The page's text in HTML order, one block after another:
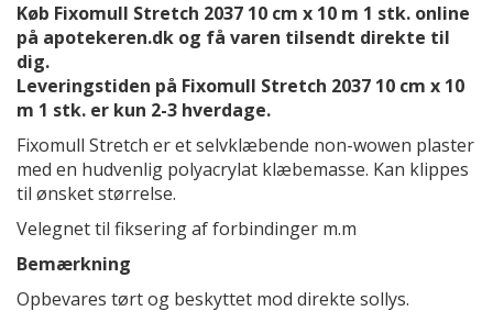
Køb Fixomull Stretch 2037 10 cm x 10 m 1 stk. online
på apotekeren.dk og få varen tilsendt direkte til
dig.
Leveringstiden på Fixomull Stretch 2037 10 cm x 10
m 1 stk. er kun 2-3 hverdage.
Fixomull Stretch er et selvklæbende non-wowen plaster
med en hudvenlig polyacrylat klæbemasse. Kan klippes
til ønsket størrelse.
Velegnet til fiksering af forbindinger m.m
Bemærkning
Opbevares tørt og beskyttet mod direkte sollys.